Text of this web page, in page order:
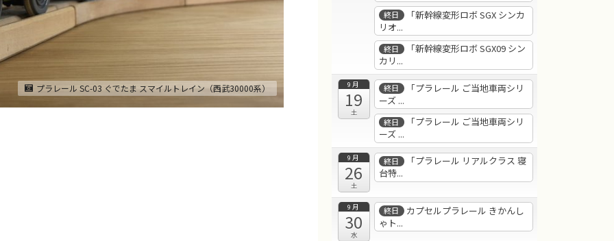
プラレール SC-03 ぐでたま スマイルトレイン（西武30000系）
終日
「新幹線変形ロボ SGX シンカ
リオ...
終日
「新幹線変形ロボ SGX09 シン
カリ...
9月
19
土
終日
「プラレール ご当地車両シリ
ーズ ...
終日
「プラレール ご当地車両シリ
ーズ ...
9月
26
土
終日
「プラレール リアルクラス 寝
台特...
9月
30
水
終日
カプセルプラレール きかんし
ゃト...